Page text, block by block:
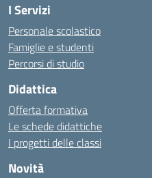
I Servizi
Personale scolastico
Famiglie e studenti
Percorsi di studio
Didattica
Offerta formativa
Le schede didattiche
I progetti delle classi
Novità